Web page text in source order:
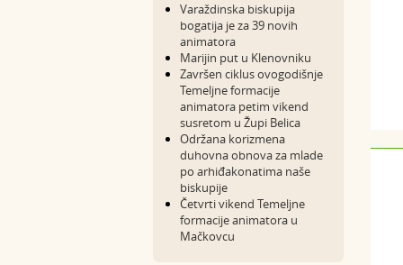
Varaždinska biskupija
bogatija je za 39 novih
animatora
Marijin put u Klenovniku
Završen ciklus ovogodišnje
Temeljne formacije
animatora petim vikend
susretom u Župi Belica
Održana korizmena
duhovna obnova za mlade
po arhiđakonatima naše
biskupije
Četvrti vikend Temeljne
formacije animatora u
Mačkovcu